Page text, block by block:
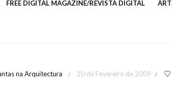
FREE DIGITAL MAGAZINE/REVISTA DIGITAL
na Arquitectura / 20 de Fevereiro de 2009 /